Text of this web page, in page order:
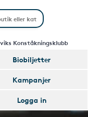
Konståkningsklubb
Biobiljetter
Kampanjer
Logga in